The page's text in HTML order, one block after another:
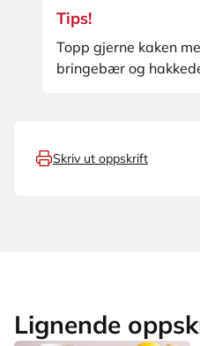
Tips!
Topp gjerne kaken
bringebær og
Skriv ut oppskrift
Lignende